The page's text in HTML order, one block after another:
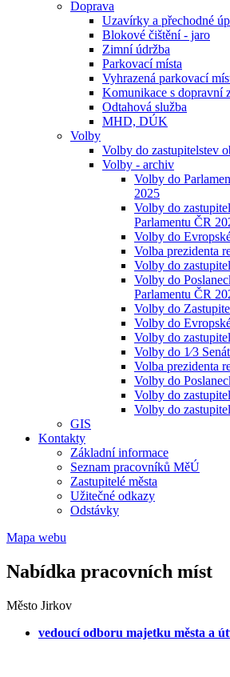
Doprava
Uzavírky a přechodné
Blokové čištění - jaro
Zimní údržba
Parkovací místa
Vyhrazená parkovací
Komunikace s dopravní
Odtahová služba
MHD, DÚK
Volby
Volby do zastupitelstev
Volby - archiv
Volby do
2025
Volby do
Parlamentu ČR
Volby do
Volba prezidenta
Volby do
Volby do
Parlamentu ČR
Volby do
Volby do
Volby do
Volby do 1⁄3
Volba prezidenta
Volby do
Volby do
Volby do
GIS
Kontakty
Základní informace
Seznam pracovníků MěÚ
Zastupitelé města
Užitečné odkazy
Odstávky
Mapa webu
Nabídka pracovních míst
Město Jirkov
vedoucí odboru majetku města a